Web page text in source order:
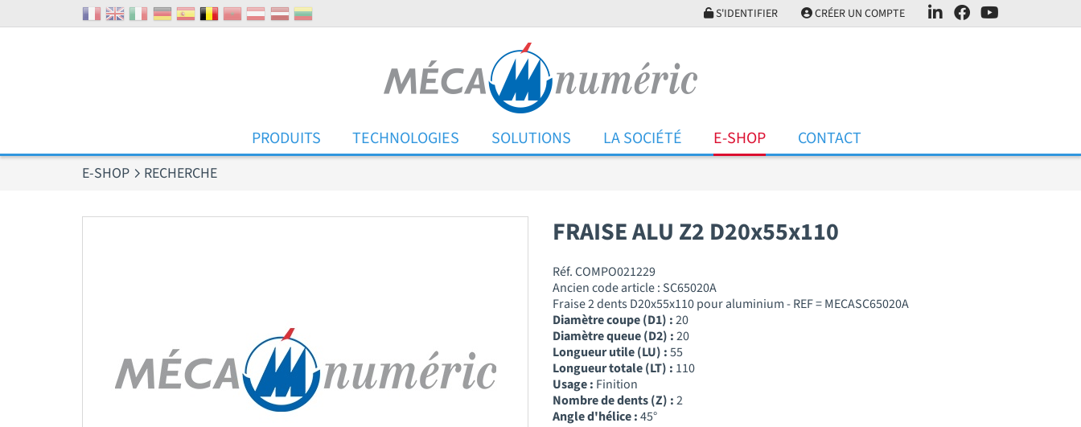
S'IDENTIFIER CRÉER UN COMPTE
PRODUITS TECHNOLOGIES SOLUTIONS LA SOCIÉTÉ E-SHOP CONTACT
E-SHOP RECHERCHE
FRAISE ALU Z2 D20x55x110
Réf. COMPO021229
Ancien code article : SC65020A
Fraise 2 dents D20x55x110 pour aluminium - REF = MECASC65020A
Diamètre coupe (D1) :20
Diamètre queue (D2) :20
Longueur utile (LU) :55
Longueur totale (LT) : 110
Usage : Finition
Nombre de dents (Z) :2
Angle d'hélice :45°
Panneau de gestion des cookies